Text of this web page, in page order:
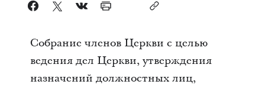
Собрание членов Церкви с целью
ведения дел Церкви, утверждения
назначений должностных лиц,